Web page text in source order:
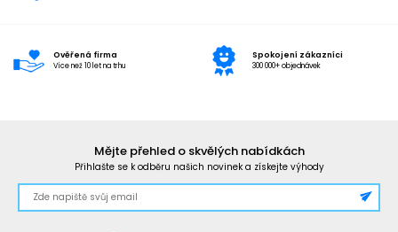
Ověřená firma
Více než 10 let na trhu
Spokojení zákazníci
300 000+ objednávek
Mějte přehled o skvělých nabídkách
Přihlašte se k odběru našich novinek a získejte výhody